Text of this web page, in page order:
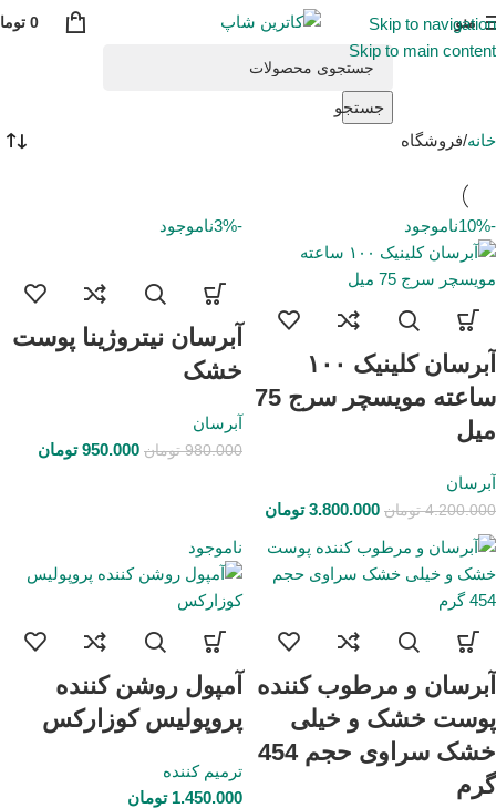
Skip to navigation
Skip to main content
منو 0
جستجو
خانه فروشگاه
-10% ناموجود
آبرسان کلینیک ۱۰۰
ساعته مویسچر سرج 75
میل
آبرسان
4.200.000 تومان 3.800.000 تومان
-3% ناموجود
آبرسان نیتروژینا پوست
خشک
آبرسان
980.000 تومان 950.000 تومان
آبرسان و مرطوب کننده
پوست خشک و خیلی
خشک سراوی حجم 454
گرم
ناموجود
آمپول روشن کننده
پروپولیس کوزارکس
ترمیم کننده
1.450.000 تومان